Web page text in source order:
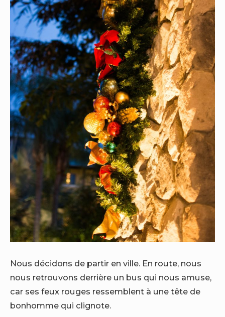
Nous décidons de partir en ville. En route, nous
nous retrouvons derrière un bus qui nous amuse,
car ses feux rouges ressemblent à une tête de
bonhomme qui clignote.